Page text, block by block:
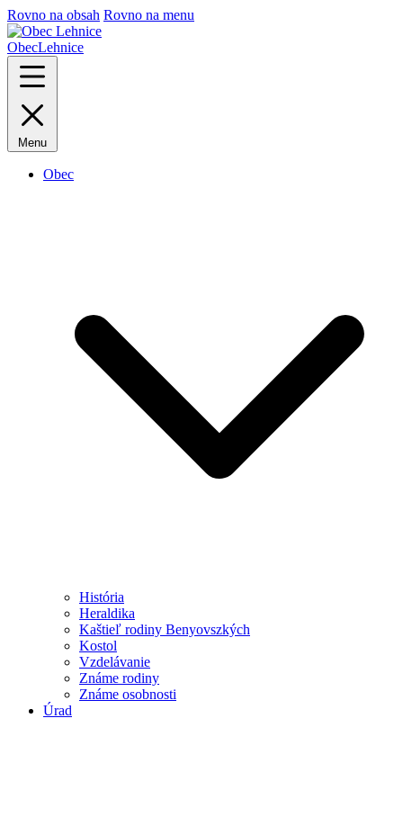
Rovno na obsah Rovno na menu
ObecLehnice
Menu
Obec
História
Heraldika
Kaštieľ rodiny Benyovszkých
Kostol
Vzdelávanie
Známe rodiny
Známe osobnosti
Úrad